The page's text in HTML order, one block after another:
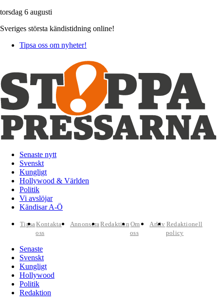
torsdag 6 augusti
Sveriges största kändistidning online!
Tipsa oss om nyheter!
Senaste nytt
Svenskt
Kungligt
Hollywood & Världen
Politik
Vi avslöjar
Kändisar A-Ö
TipsaKontakta
oss
AnnonseraRedaktion Om
oss
Arkiv Redaktionell
policy
Senaste
Svenskt
Kungligt
Hollywood
Politik
Redaktion